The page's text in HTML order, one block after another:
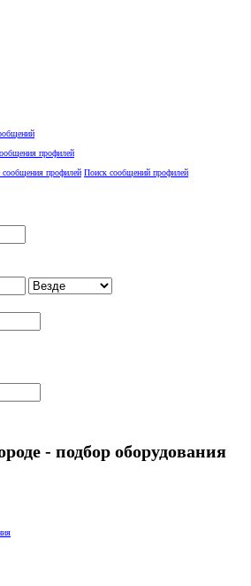
профилей
профилей Поиск сообщений профилей
- подбор оборудования